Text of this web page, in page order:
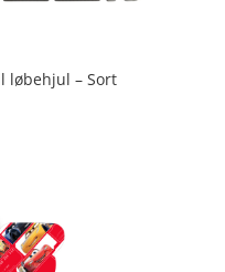
løbehjul – Sort